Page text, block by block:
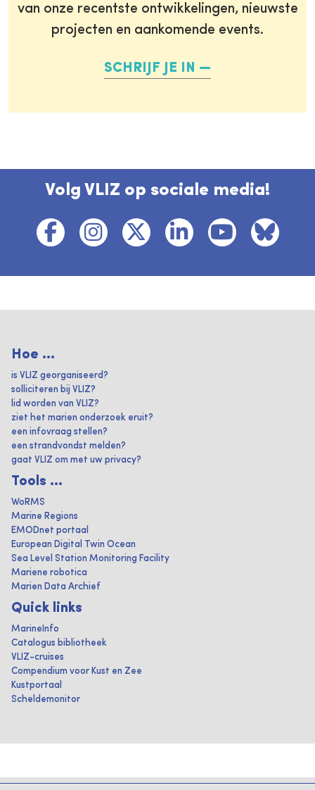
van onze recentste ontwikkelingen, nieuwste
projecten en aankomende events.
SCHRIJF JE IN
Volg VLIZ op sociale media!
Hoe ...
is VLIZ georganiseerd?
solliciteren bij VLIZ?
lid worden van VLIZ?
ziet het marien onderzoek eruit?
een infovraag stellen?
een strandvondst melden?
gaat VLIZ om met uw privacy?
Tools ...
WoRMS
Marine Regions
EMODnet portaal
European Digital Twin Ocean
Sea Level Station Monitoring Facility
Mariene robotica
Marien Data Archief
Quick links
MarineInfo
Catalogus bibliotheek
VLIZ-cruises
Compendium voor Kust en Zee
Kustportaal
Scheldemonitor